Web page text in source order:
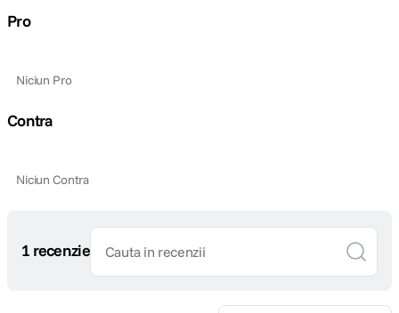
Pro
Niciun Pro
Contra
Niciun Contra
1 recenzie